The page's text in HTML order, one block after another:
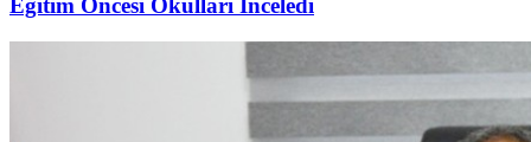
Eğitim Öncesi Okulları İnceledi